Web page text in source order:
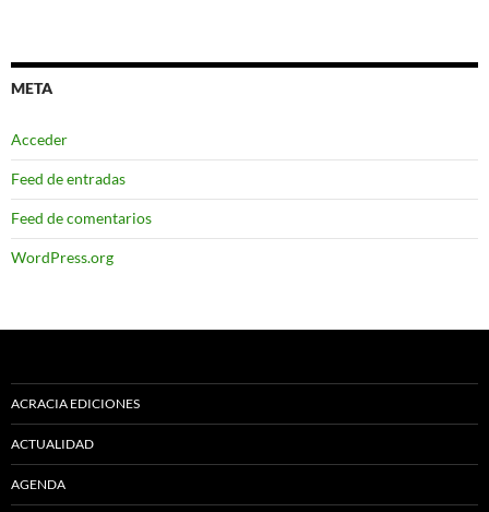
META
Acceder
Feed de entradas
Feed de comentarios
WordPress.org
ACRACIA EDICIONES
ACTUALIDAD
AGENDA